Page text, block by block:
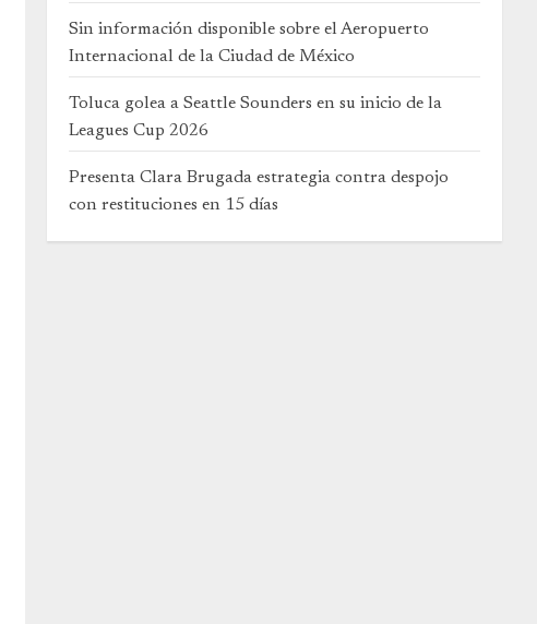
Sin información disponible sobre el Aeropuerto
Internacional de la Ciudad de México
Toluca golea a Seattle Sounders en su inicio de la
Leagues Cup 2026
Presenta Clara Brugada estrategia contra despojo
con restituciones en 15 días